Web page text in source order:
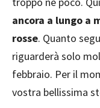
ancora a lungo a
rosse. Quanto
riguarderà solo
febbraio. Per il
vostra bellissima